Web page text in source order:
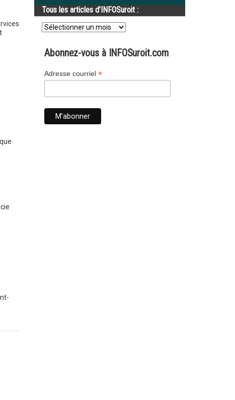
Tous les articles d’INFOSuroit :
Tous
les
d’INFOSuroit
Abonnez-vous à INFOSuroit.com
Adresse courriel *